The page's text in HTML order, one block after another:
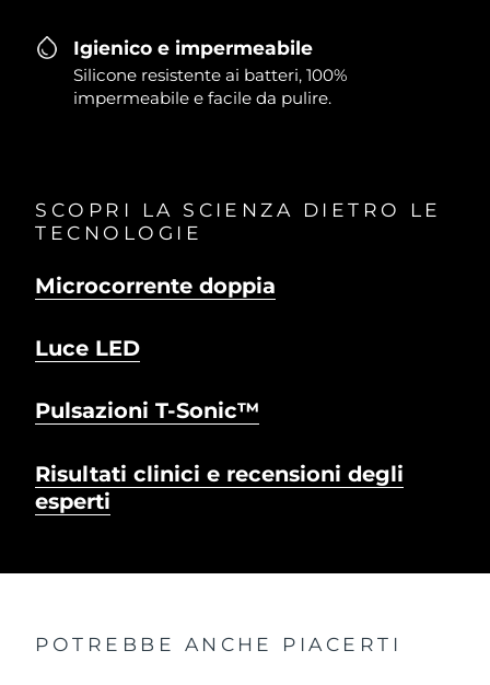
Igienico e impermeabile
Silicone resistente ai batteri, 100%
impermeabile e facile da pulire.
SCOPRI LA SCIENZA DIETRO LE
TECNOLOGIE
Microcorrente doppia
Luce LED
Pulsazioni T-Sonic™
Risultati clinici e recensioni degli
esperti
POTREBBE ANCHE PIACERTI